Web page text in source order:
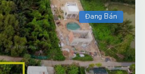
Đang Bán